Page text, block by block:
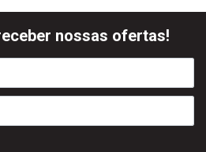
nossas ofertas!